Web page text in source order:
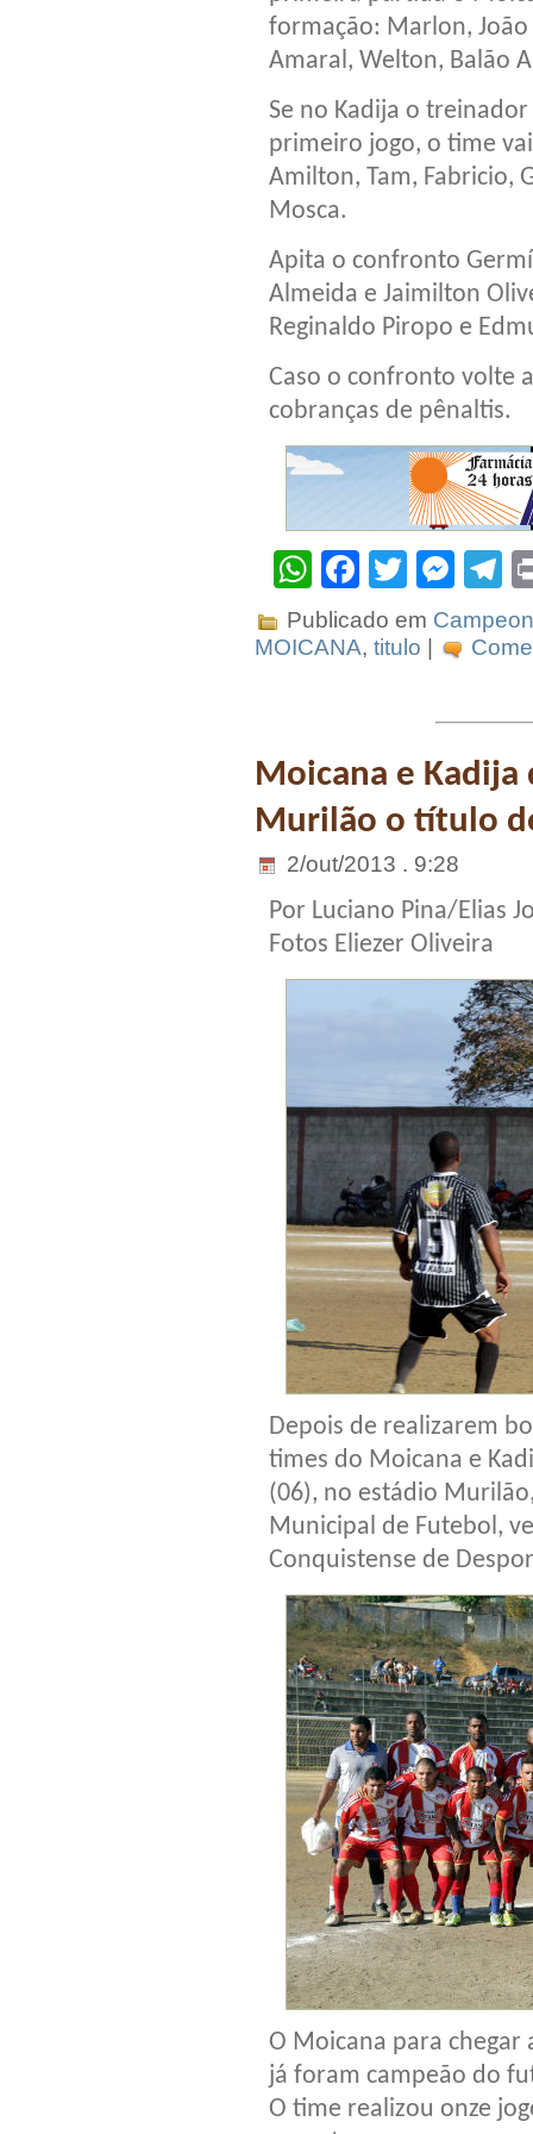
formação: Marlon, João
Amaral, Welton, Balão
Se no Kadija o
primeiro jogo, o time
Amilton, Tam, Fabricio,
Mosca.
Apita o confronto
Almeida e Jaimilton
Reginaldo Piropo e
Caso o confronto volte
cobranças de pênaltis.
WhatsApp
Facebook
Twitter
Publicado em
MOICANA, titulo |
Moicana e
Murilão o título
2/out/2013 . 9:28
Por Luciano Pina/Elias
Fotos Eliezer Oliveira
Depois de realizarem
times do Moicana e
(06), no estádio
Municipal de Futebol,
Conquistense de
O Moicana para
já foram campeão do
O time realizou onze